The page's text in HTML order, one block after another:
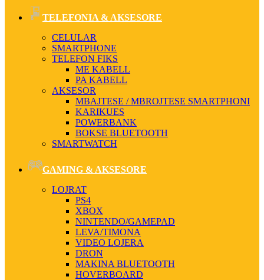
TELEFONIA & AKSESORE
CELULAR
SMARTPHONE
TELEFON FIKS
ME KABELL
PA KABELL
AKSESOR
MBAJTESE / MBROJTESE SMARTPHONI
KARIKUES
POWERBANK
BOKSE BLUETOOTH
SMARTWATCH
GAMING & AKSESORE
LOJRAT
PS4
XBOX
NINTENDO/GAMEPAD
LEVA/TIMONA
VIDEO LOJERA
DRON
MAKINA BLUETOOTH
HOVERBOARD